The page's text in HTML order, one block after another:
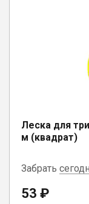
п. Депо, ул.
г. Вологда, ул.
п. Вожега, ул.
Леска для
м (квадрат)
Забрать
пгт. Чагода, ул.
53 ₽